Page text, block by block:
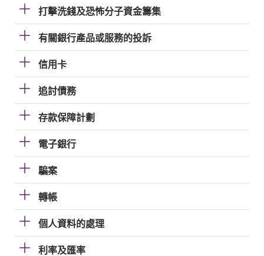
打擊洗錢及恐怖分子資金籌集
有關銀行產品或服務的投訴
信用卡
追討債務
存款保障計劃
電子銀行
騙案
轉帳
個人資料的處理
利率及匯率